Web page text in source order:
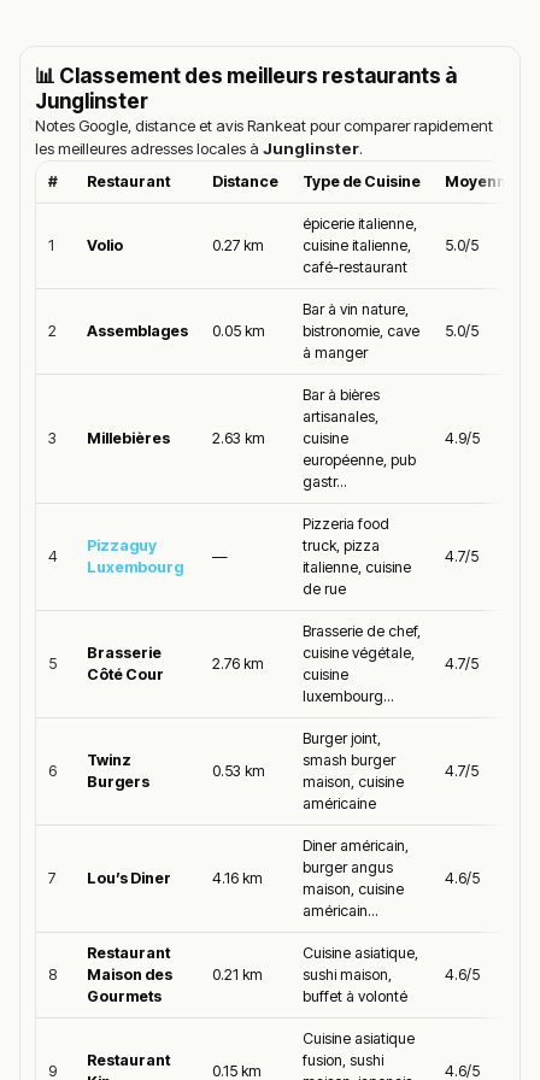
validation humaine.
Cette description peut contenir des erreurs, n'hésitez pas à
nous aider en vous rendant sur :Améliorer la fiche de cet
établissement
📊 Classement des meilleurs restaurants à
Junglinster
Notes Google, distance et avis Rankeat pour comparer rapidement
les meilleures adresses locales à Junglinster.
# Restaurant Distance Type de Cuisine Moyenne
1 Volio 0.27 km
épicerie italienne,
cuisine italienne,
café-restaurant
5.0/5
2 Assemblages 0.05 km
Bar à vin nature,
bistronomie, cave
à manger
5.0/5
3 Millebières 2.63 km
Bar à bières
artisanales,
cuisine
européenne, pub
gastr...
4.9/5
4
Pizzaguy
Luxembourg
—
Pizzeria food
truck, pizza
italienne, cuisine
de rue
4.7/5
5
Brasserie
Côté Cour
2.76 km
Brasserie de chef,
cuisine végétale,
cuisine
luxembourg...
4.7/5
6
Twinz
Burgers
0.53 km
Burger joint,
smash burger
maison, cuisine
américaine
4.7/5
7 Lou’s Diner 4.16 km
Diner américain,
burger angus
maison, cuisine
américain...
4.6/5
8
Restaurant
Maison des
Gourmets
0.21 km
Cuisine asiatique,
sushi maison,
buffet à volonté
4.6/5
9
Restaurant
0.15 km
Cuisine asiatique
fusion, sushi
4.6/5